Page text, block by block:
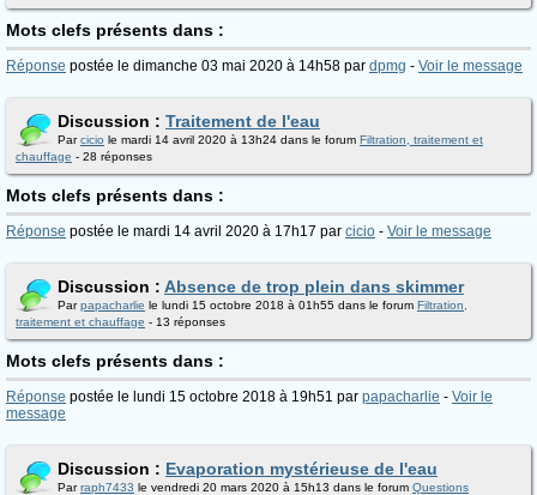
Mots clefs présents dans :
Réponse postée le dimanche 03 mai 2020 à 14h58 par dpmg - Voir le message
Discussion : Traitement de l'eau
Parcicio le mardi 14 avril 2020 à 13h24 dans le forum Filtration, traitement et
chauffage - 28 réponses
Mots clefs présents dans :
Réponse postée le mardi 14 avril 2020 à 17h17 par cicio - Voir le message
Discussion : Absence de trop plein dans skimmer
Parpapacharlie le lundi 15 octobre 2018 à 01h55 dans le forum Filtration,
traitement et chauffage - 13 réponses
Mots clefs présents dans :
Réponse postée le lundi 15 octobre 2018 à 19h51 par papacharlie - Voir le
message
Discussion : Evaporation mystérieuse de l'eau
Parraph7433 le vendredi 20 mars 2020 à 15h13 dans le forum Questions